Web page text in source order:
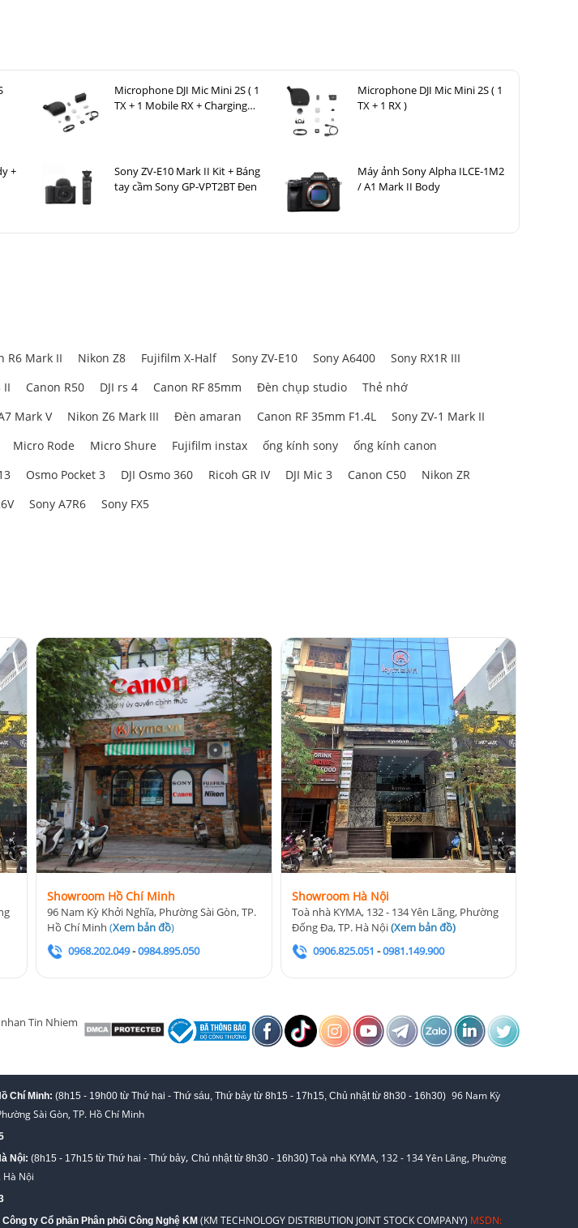
Microphone DJI Mic Mini 2S ( 1
TX + 1 Mobile RX + Charging
Microphone DJI Mic Mini 2S ( 1
TX + 1 RX )
+
Sony ZV-E10 Mark II Kit + Báng
tay cầm Sony GP-VPT2BT Đen
Máy ảnh Sony Alpha ILCE-1M2
/ A1 Mark II Body
R6 Mark II Nikon Z8 Fujifilm X-Half Sony ZV-E10 Sony A6400
Sony RX1R III
II Canon R50 DJI rs 4 Canon RF 85mm Đèn chụp studio
Thẻ nhớ
Mark V Nikon Z6 Mark III Đèn amaran Canon RF 35mm F1.4L
Sony ZV-1 Mark II
Micro Rode Micro Shure Fujifilm instax ống kính sony
ống kính canon
Osmo Pocket 3 DJI Osmo 360 Ricoh GR IV DJI Mic 3 Canon C50
Nikon ZR
Sony A7R6 Sony FX5
Showroom Hồ Chí Minh
96 Nam Kỳ Khởi Nghĩa, Phường Sài Gòn, TP.
Hồ Chí Minh(Xem bản đồ)
0968.202.049-0984.895.050
Showroom Hà Nội
Toà nhà KYMA, 132 - 134 Yên Lãng, Phường
Đống Đa, TP. Hà Nội(Xem bản đồ)
0906.825.051 -0981.149.900
Chí Minh: (8h15 - 19h00 từ Thứ hai - Thứ sáu, Thứ bảy từ 8h15 - 17h15, Chủ nhật từ 8h30 - 16h30) 96 Nam Kỳ
Sài Gòn, TP. Hồ Chí Minh
Nội: (8h15 - 17h15 từ Thứ hai - Thứ bảy, Chủ nhật từ 8h30 - 16h30)Toà nhà KYMA, 132 - 134 Yên Lãng, Phường
Nội
ty Cổ phần Phân phối Công Nghệ KM (KM TECHNOLOGY DISTRIBUTION JOINT STOCK COMPANY) MSDN: